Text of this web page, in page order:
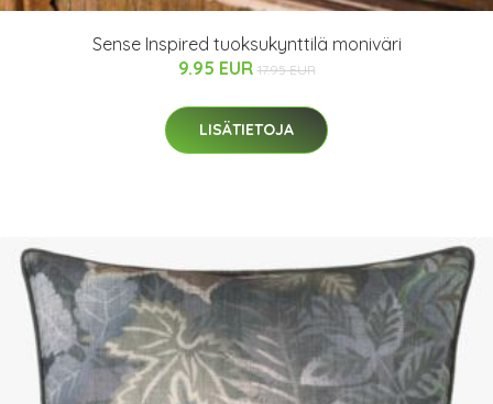
Sense Inspired tuoksukynttilä moniväri
9.95 EUR 17.95 EUR
LISÄTIETOJA